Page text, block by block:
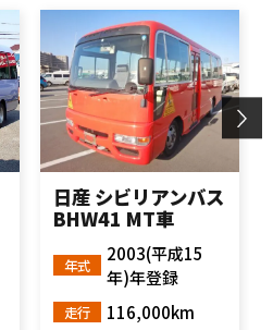
日産 シビリアンバス
BHW41 MT車
年式
2003(平成15
年)年登録
走行
116,000km